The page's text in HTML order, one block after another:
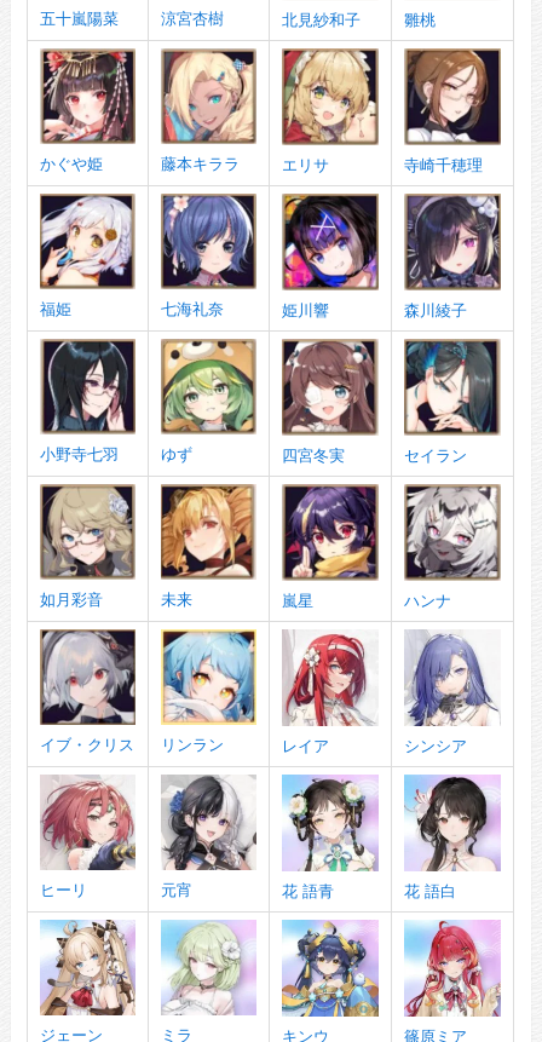
五十嵐陽菜 涼宮杏樹 北見紗和子 雛桃
かぐや姫 藤本キララ エリサ 寺崎千穂理
福姫 七海礼奈 姫川響 森川綾子
小野寺七羽 ゆず 四宮冬実 セイラン
如月彩音 未来 嵐星 ハンナ
イブ・クリス リンラン レイア シンシア
ヒーリ 元宵 花 語青 花 語白
ジェーン ミラ キンウ 篠原ミア